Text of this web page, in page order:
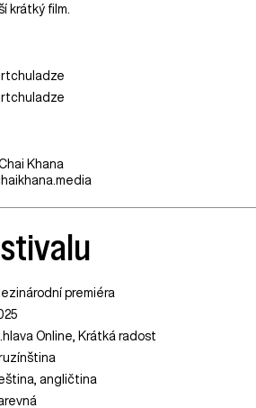
krátký film.
Khana
premiéra
Online, Krátká radost
angličtina